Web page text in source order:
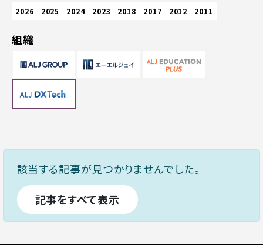
2026 2025 2024 2023 2018 2017 2012 2011
組織
該当する記事が見つかりませんでした。
記事をすべて表示